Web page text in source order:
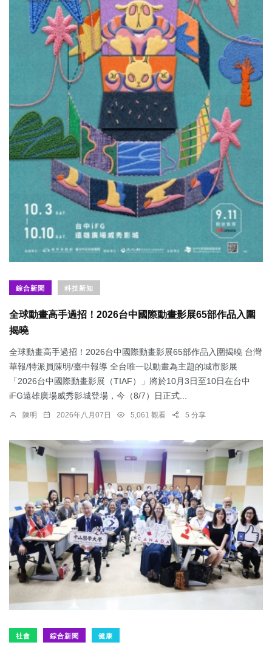
綜合新聞 科技新知
全球動畫高手過招！2026台中國際動畫影展65部作品入圍
揭曉
全球動畫高手過招！2026台中國際動畫影展65部作品入圍揭曉 台灣
華報/特派員陳明/臺中報導 全台唯一以動畫為主題的城市影展
「2026台中國際動畫影展（TIAF）」將於10月3日至10日在台中
iFG遠雄廣場威秀影城登場，今（8/7）日正式...
陳明 2026年八月07日 5,061 觀看 5 分享
社會 綜合新聞 健康